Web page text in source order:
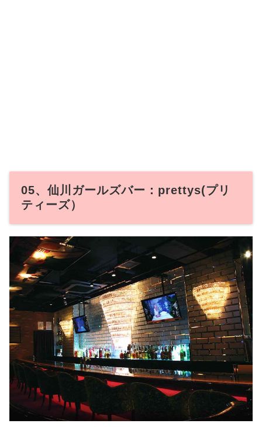
05、仙川ガールズバー：prettys(プリ
ティーズ）